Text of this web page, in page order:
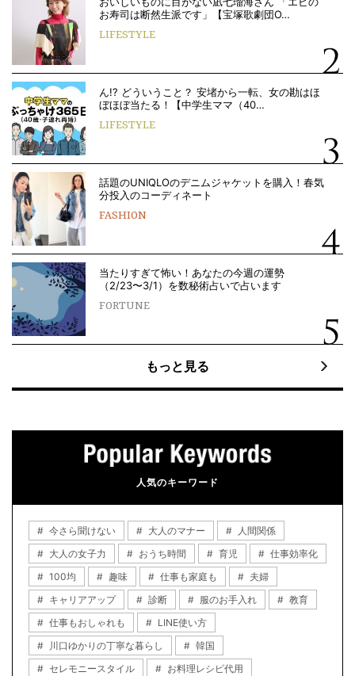
お寿司は断然生派です」【宝塚歌劇団O…
LIFESTYLE
ん!? どういうこと？ 安堵から一転、女の勘はほ
ぼほぼ当たる！【中学生ママ（40…
LIFESTYLE
話題のUNIQLOのデニムジャケットを購入！春気
分投入のコーディネート
FASHION
当たりすぎて怖い！あなたの今週の運勢
（2/23〜3/1）を数秘術占いで占います
FORTUNE
もっと見る
人気のキーワード
今さら聞けない 大人のマナー
人間関係
大人の女子力
おうち時間 育児
仕事効率化
100均
趣味 仕事も家庭も
夫婦
キャリアアップ
診断 服のお手入れ
教育
仕事もおしゃれも
LINE使い方
川口ゆかりの丁寧な暮らし
韓国
セレモニースタイル
お料理レシピ代用